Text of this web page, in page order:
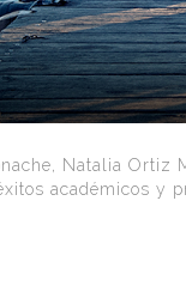
Natalia Ortiz
académicos y